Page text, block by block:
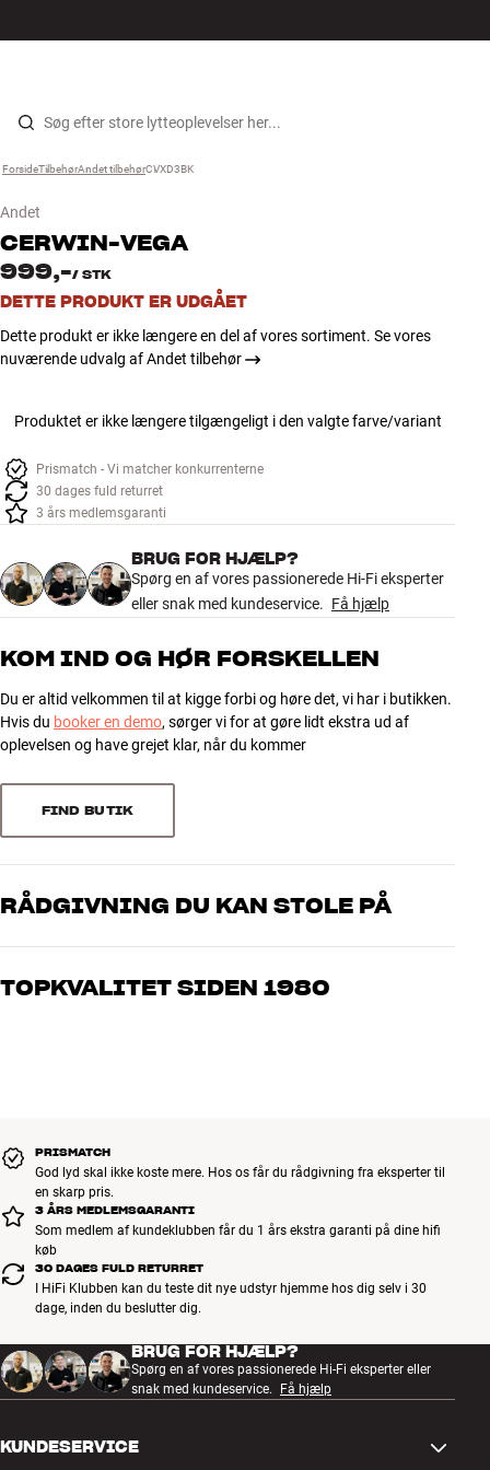
Gå til indhold
Højtaler
Høretelefoner
Surround
TV
Tilbehør
INSPIRATION
MÆRKER
TILBUD
Find Butik
Kundeservice
Log ind
Forside ›
Tilbehør ›
Andet tilbehør ›
CVXD3BK
Andet
CERWIN-VEGA
999,-/ STK
DETTE PRODUKT ER UDGÅET
Dette produkt er ikke længere en del af vores sortiment. Se vores
nuværende udvalg af Andet tilbehør
Produktet er ikke længere tilgængeligt i den valgte farve/variant
Prismatch - Vi matcher konkurrenterne
30 dages fuld returret
3 års medlemsgaranti
BRUG FOR HJÆLP?
Spørg en af vores passionerede Hi-Fi eksperter
eller snak med kundeservice. Få hjælp
KOM IND OG HØR FORSKELLEN
Du er altid velkommen til at kigge forbi og høre det, vi har i butikken.
Hvis du booker en demo, sørger vi for at gøre lidt ekstra ud af
oplevelsen og have grejet klar, når du kommer
FIND BUTIK
RÅDGIVNING DU KAN STOLE PÅ
Vores medarbejdere er ægte entusiaster, som kender produkterne
os, hvad du drømmer om – så finder vi den løsning, der passer
TOPKVALITET SIDEN 1980
PRISMATCH
God lyd skal ikke koste mere. Hos os får du rådgivning fra eksperter til
en skarp pris.
3 ÅRS MEDLEMSGARANTI
Som medlem af kundeklubben får du 1 års ekstra garanti på dine hifi
køb
30 DAGES FULD RETURRET
I HiFi Klubben kan du teste dit nye udstyr hjemme hos dig selv i 30
dage, inden du beslutter dig.
BRUG FOR HJÆLP?
Spørg en af vores passionerede Hi-Fi eksperter eller
snak med kundeservice.
Få hjælp
KUNDESERVICE